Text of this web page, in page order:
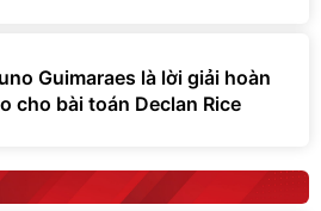
Guimaraes là lời giải hoàn
cho bài toán Declan Rice